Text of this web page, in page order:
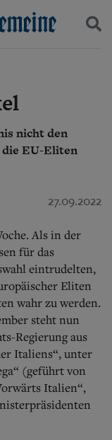
nicht den
EU-Eliten
27.09.2022
Als in der
für das
eintrudelten,
Eliten
wahr zu werden.
steht nun
Regierung aus
Italiens“, unter
(geführt von
Italien“,